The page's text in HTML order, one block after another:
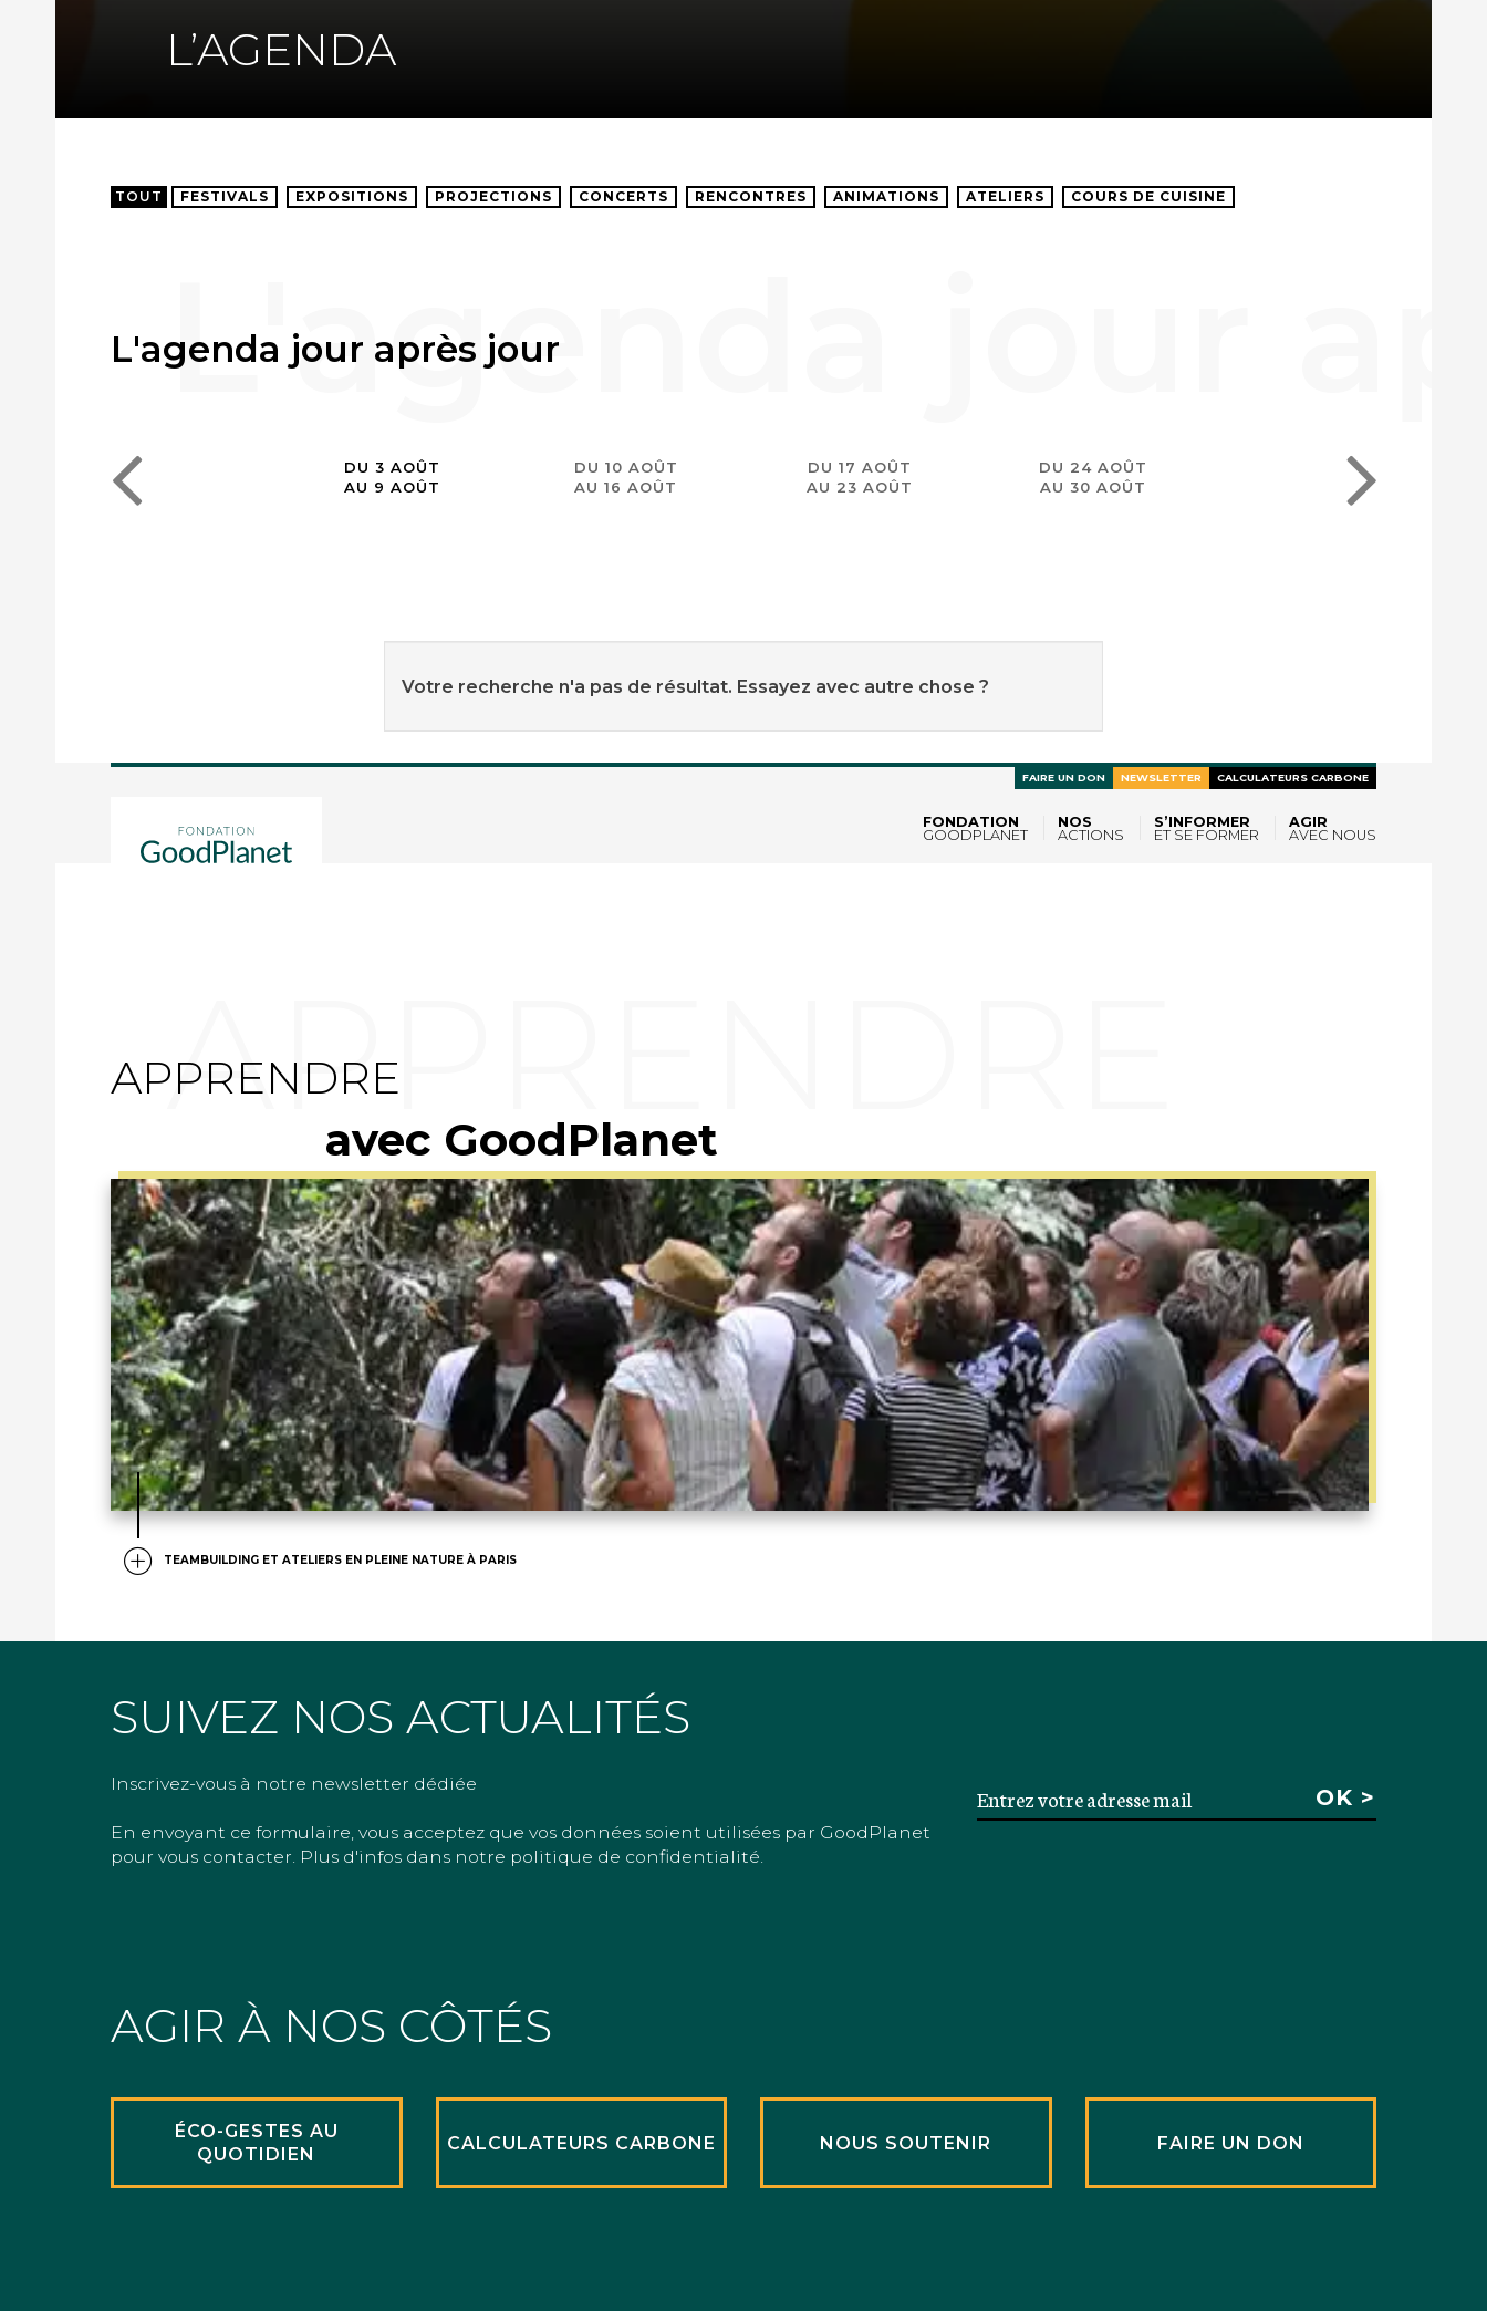
FONDATION
GOODPLANET
NOS
ACTIONS
S’INFORMER
ET SE FORMER
AGIR
AVEC NOUS
FAIRE UN DON NEWSLETTER CALCULATEURS CARBONE
L’AGENDA
TOUT FESTIVALS EXPOSITIONS PROJECTIONS CONCERTS RENCONTRES ANIMATIONS ATELIERS COURS DE CUISINE
L'agenda jour après jour
DU 3 AOÛT
AU 9 AOÛT
DU 10 AOÛT
AU 16 AOÛT
DU 17 AOÛT
AU 23 AOÛT
DU 24 AOÛT
AU 30 AOÛT
Votre recherche n'a pas de résultat. Essayez avec autre chose ?
APPRENDRE
avec GoodPlanet
TEAMBUILDING ET ATELIERS EN PLEINE NATURE À PARIS
SUIVEZ NOS ACTUALITÉS
Inscrivez-vous à notre newsletter dédiée
En envoyant ce formulaire, vous acceptez que vos données soient utilisées par GoodPlanet
pour vous contacter. Plus d'infos dans notre politique de confidentialité.
AGIR À NOS CÔTÉS
ÉCO-GESTES AU
QUOTIDIEN
CALCULATEURS CARBONE NOUS SOUTENIR FAIRE UN DON